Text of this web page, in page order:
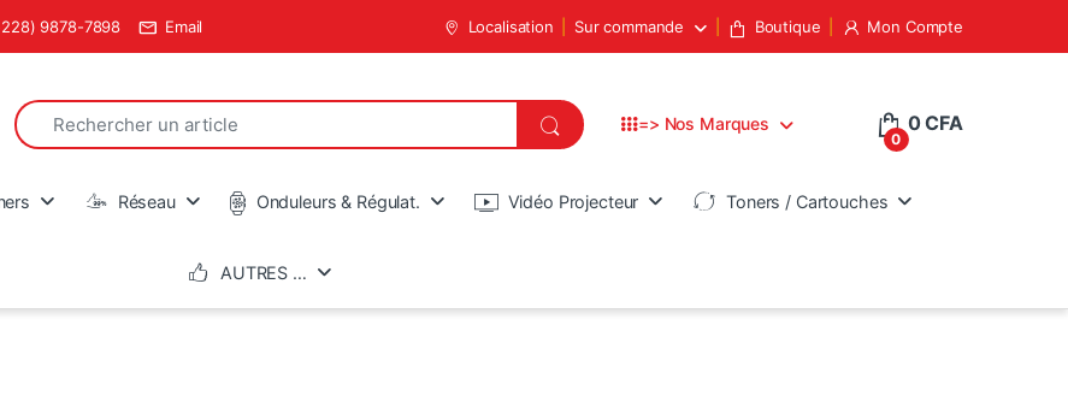
9878-7898 Email Localisation Sur commande Boutique Mon Compte
Search for:
=> Nos Marques
0
0CFA
Réseau Onduleurs & Régulat. Vidéo Projecteur Toners / Cartouches
AUTRES …